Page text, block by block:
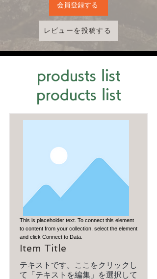
会員登録する
レビューを投稿する
produsts list
products list
This is placeholder text. To connect this element
to content from your collection, select the element
and click Connect to Data.
Item Title
テキストです。ここをクリックし
て「テキストを編集」を選択して